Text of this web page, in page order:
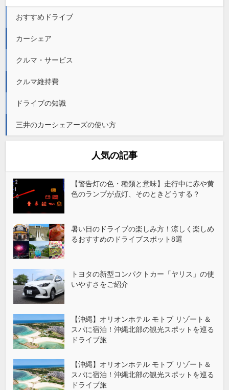
おすすめドライブ
カーシェア
クルマ・サービス
クルマ維持費
ドライブの知識
三井のカーシェアーズの使い方
人気の記事
【警告灯の色・種類と意味】走行中に赤や黄
色のランプが点灯、そのときどうする？
暑い日のドライブの楽しみ方！涼しく楽しめ
るおすすめのドライブスポット8選
トヨタの新型コンパクトカー「ヤリス」の使
いやすさをご紹介
【沖縄】オリオンホテル モトブ リゾート＆
スパに宿泊！沖縄北部の観光スポットを巡る
ドライブ旅
【沖縄】オリオンホテル モトブ リゾート＆
スパに宿泊！沖縄北部の観光スポットを巡る
ドライブ旅